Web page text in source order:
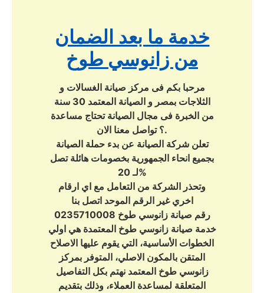
خدمة ما بعد الضمان
من زانوسي طوخ
مرحبا بكم فى مركز صيانة الغسالات و
الثلاجات بمصر و الصيانة المعتمد 30 سنة
من الخبرة فى مجال الصيانة تحتاج مساعدة
؟ تواصل معنا الان.
تعلن شركة الصيانة عن بدء حملة الصيانة
بجميع انحاء الجمهورية بخصومات هائلة تصل
لـ 20%
وتحذر الشركة من التعامل مع اي ارقام
اخري غير الرقم الموحد اتصل بنا
رقم صيانة زانوسي طوخ 0235710008
خدمة صيانة زانوسي طوخ المعتمدة هي اولي
الخطوات الأساسية، التي يقوم عليها الاصلاح
المتقن بالمكون الاصلي، المتوفر بمركز
زانوسي طوخ المعتمد نهتم بكل التفاصيل
المتعلقة لمساعدة العملاء، وذلك بتقديم